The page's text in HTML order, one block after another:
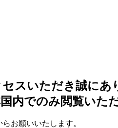
スいただき誠にあ
内でのみ閲覧いた
らお願いいたします。